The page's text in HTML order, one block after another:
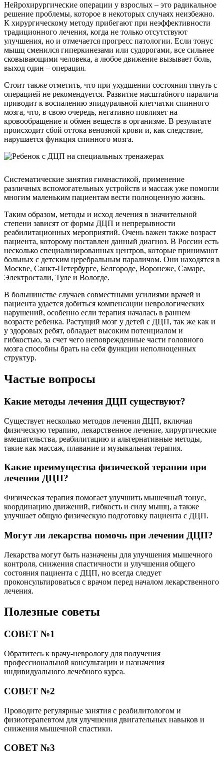
Нейрохирургические операции у взрослых – это радикальное
решение проблемы, которое в некоторых случаях неизбежно.
К хирургическому методу прибегают при неэффективности
традиционного лечения, когда не только отсутствуют
улучшения, но и отмечается прогресс патологии. Если тонус
мышц сменился гиперкинезами или судорогами, все сильнее
сковывающими человека, а любое движение вызывает боль,
выход один – операция.
Стоит также отметить, что при ухудшении состояния тянуть с
операцией не рекомендуется. Развитие масштабного паралича
приводит к воспалению эпидуральной клетчатки спинного
мозга, что, в свою очередь, негативно повлияет на
кровообращение и обмен веществ в организме. В результате
происходит сбой оттока венозной крови и, как следствие,
нарушается функция спинного мозга.
Систематические занятия гимнастикой, применение
различных вспомогательных устройств и массаж уже помогли
многим маленьким пациентам вести полноценную жизнь.
Таким образом, методы и исход лечения в значительной
степени зависят от формы ДЦП и непрерывности
реабилитационных мероприятий. Очень важен также возраст
пациента, которому поставлен данный диагноз. В России есть
несколько специализированных центров, которые принимают
больных с детским церебральным параличом. Они находятся в
Москве, Санкт-Петербурге, Белгороде, Воронеже, Самаре,
Электростали, Туле и Вологде.
В большинстве случаев совместными усилиями врачей и
пациента удается добиться компенсации неврологических
нарушений, особенно если терапия началась в раннем
возрасте ребенка. Растущий мозг у детей с ДЦП, так же как и
у здоровых ребят, обладает высоким потенциалом и
гибкостью, за счет чего неповрежденные части головного
мозга способны брать на себя функции неполноценных
структур.
Частые вопросы
Какие методы лечения ДЦП существуют?
Существует несколько методов лечения ДЦП, включая
физическую терапию, лекарственное лечение, хирургические
вмешательства, реабилитацию и альтернативные методы,
такие как массаж, плавание и музыкальная терапия.
Какие преимущества физической терапии при
лечении ДЦП?
Физическая терапия помогает улучшить мышечный тонус,
координацию движений, гибкость и силу мышц, а также
улучшает общую физическую подготовку пациента с ДЦП.
Могут ли лекарства помочь при лечении ДЦП?
Лекарства могут быть назначены для улучшения мышечного
контроля, снижения спастичности и улучшения общего
состояния пациента с ДЦП, но всегда следует
проконсультироваться с врачом перед началом лекарственного
лечения.
Полезные советы
СОВЕТ №1
Обратитесь к врачу-неврологу для получения
профессиональной консультации и назначения
индивидуального лечебного курса.
СОВЕТ №2
Проводите регулярные занятия с реабилитологом и
физиотерапевтом для улучшения двигательных навыков и
снижения мышечной спастики.
СОВЕТ №3